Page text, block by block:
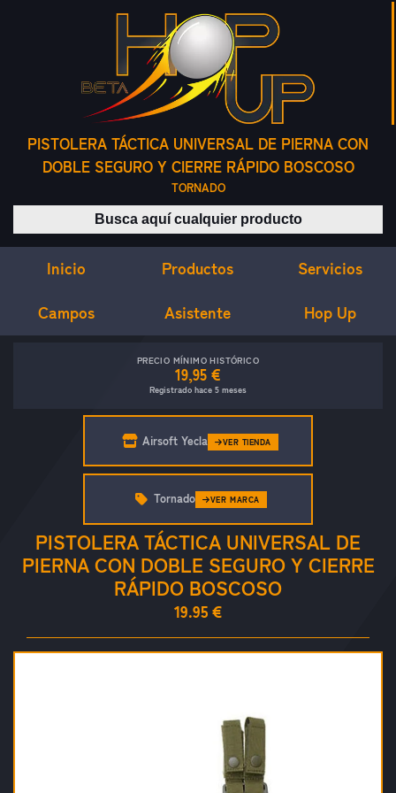
PISTOLERA TÁCTICA UNIVERSAL DE PIERNA CON
DOBLE SEGURO Y CIERRE RÁPIDO BOSCOSO
TORNADO
Buscar productos
Inicio Productos Servicios
Campos Asistente Hop Up
PRECIO MÍNIMO HISTÓRICO
19,95 €
Registrado hace 5 meses
Airsoft Yecla VER TIENDA
PISTOLERA TÁCTICA UNIVERSAL DE
PIERNA CON DOBLE SEGURO Y CIERRE
RÁPIDO BOSCOSO
19.95 €
Tornado VER MARCA